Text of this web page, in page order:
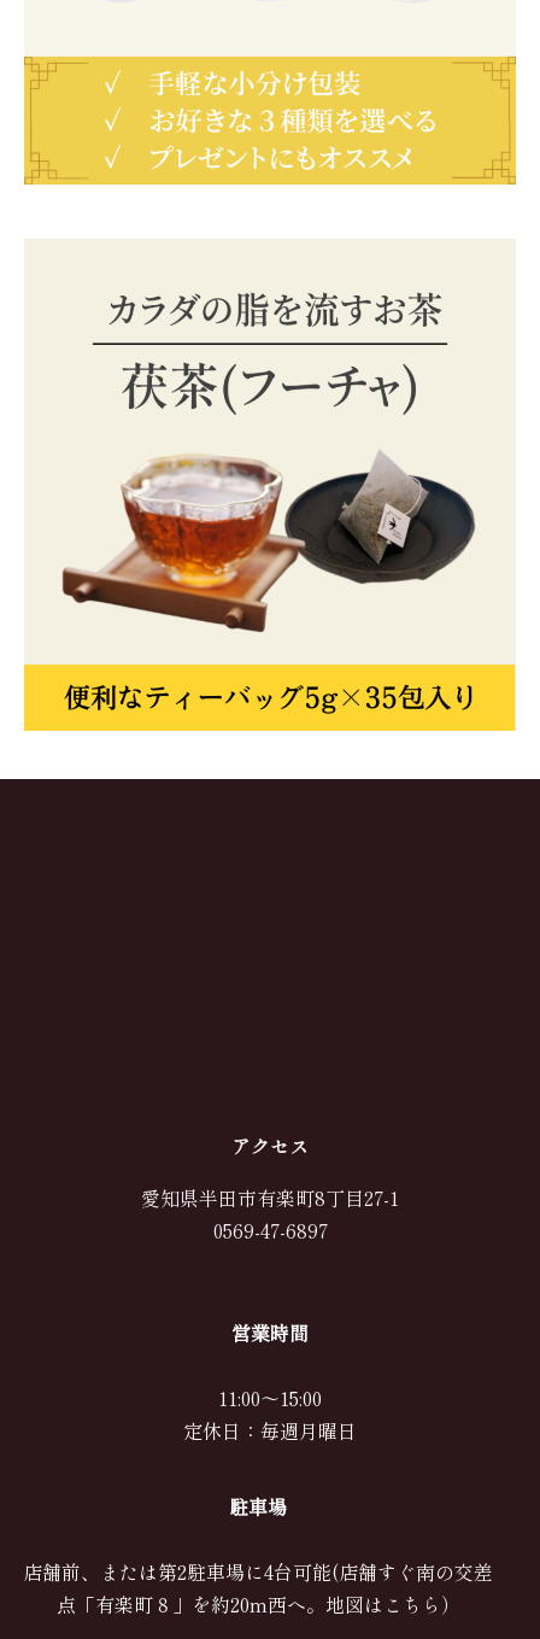
アクセス
愛知県半田市有楽町8丁目27-1
0569-47-6897
営業時間
11:00～15:00
定休日：毎週月曜日
駐車場
店舗前、または第2駐車場に4台可能(店舗すぐ南の交差
点「有楽町８」を約20m西へ。 地図はこちら ）